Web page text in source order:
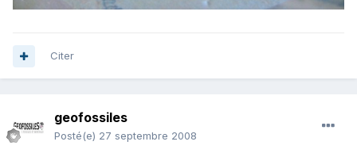
Citer
geofossiles
Posté(e) 27 septembre 2008